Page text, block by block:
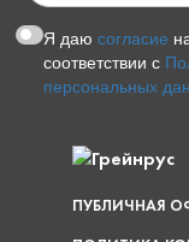
Я даюсогласие
соответствии с
персональных
ПУБЛИЧНАЯ